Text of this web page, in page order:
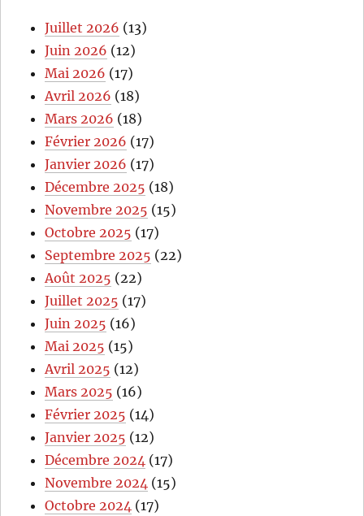
Juillet 2026 (13)
Juin 2026 (12)
Mai 2026 (17)
Avril 2026 (18)
Mars 2026 (18)
Février 2026 (17)
Janvier 2026 (17)
Décembre 2025 (18)
Novembre 2025 (15)
Octobre 2025 (17)
Septembre 2025 (22)
Août 2025 (22)
Juillet 2025 (17)
Juin 2025 (16)
Mai 2025 (15)
Avril 2025 (12)
Mars 2025 (16)
Février 2025 (14)
Janvier 2025 (12)
Décembre 2024 (17)
Novembre 2024 (15)
Octobre 2024 (17)